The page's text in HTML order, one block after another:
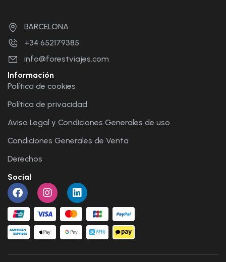
BARCELONA
+34 652179385
info@forestviajes.com
Información
Política de cookies
Política de privacidad
Aviso Legal y Condiciones Generales de uso
Condiciones Generales de Venta
Derechos
Social